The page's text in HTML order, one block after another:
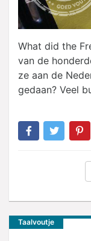
What did the
van de
ze aan de
gedaan? Veel
Taalvoutje